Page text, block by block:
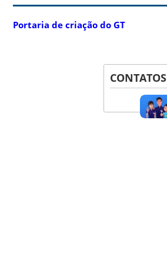
Portaria de criação do GT
CONTATOS